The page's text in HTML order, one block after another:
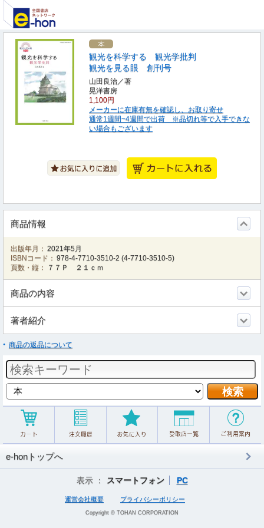
観光を科学する 観光学批判
観光を見る眼 創刊号
山田良治／著
晃洋書房
1,100円
メーカーに在庫有無を確認し、お取り寄せ
通常1週間~4週間で出荷 ※品切れ等で入手できな
い場合もございます
商品情報
出版年月： 2021年5月
ISBNコード： 978-4-7710-3510-2 (4-7710-3510-5)
頁数・縦：
７７Ｐ ２１ｃｍ
商品の内容
著者紹介
商品の返品について
e-honトップへ
表示 ： スマートフォン PC
運営会社概要 プライバシーポリシー
Copyright © TOHAN CORPORATION